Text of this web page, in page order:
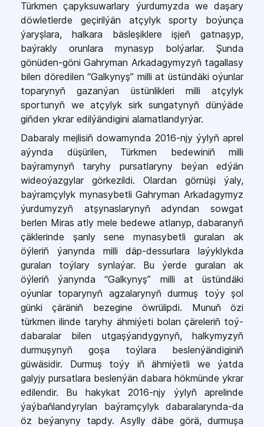
Türkmen çapyksuwarlary ýurdumyzda we daşary
döwletlerde geçirilýän atçylyk sporty boýunça
ýaryşlara, halkara bäsleşiklere işjeň gatnaşyp,
baýrakly orunlara mynasyp bolýarlar. Şunda
gönüden-göni Gahryman Arkadagymyzyň tagallasy
bilen döredilen “Galkynyş” milli at üstündäki oýunlar
toparynyň gazanýan üstünlikleri milli atçylyk
sportunyň we atçylyk sirk sungatynyň dünýäde
giňden ykrar edilýändigini alamatlandyrýar.
Dabaraly mejlisiň dowamynda 2016-njy ýylyň aprel
aýynda düşürilen, Türkmen bedewiniň milli
baýramynyň taryhy pursatlaryny beýan edýän
wideoýazgylar görkezildi. Olardan görnüşi ýaly,
baýramçylyk mynasybetli Gahryman Arkadagymyz
ýurdumyzyň atşynaslarynyň adyndan sowgat
berlen Miras atly mele bedewe atlanyp, dabaranyň
çäklerinde şanly sene mynasybetli guralan ak
öýleriň ýanynda milli däp-dessurlara laýyklykda
guralan toýlary synlaýar. Bu ýerde guralan ak
öýleriň ýanynda “Galkynyş” milli at üstündäki
oýunlar toparynyň agzalarynyň durmuş toýy şol
günki çäräniň bezegine öwrülipdi. Munuň özi
türkmen ilinde taryhy ähmiýeti bolan çäreleriň toý-
dabaralar bilen utgaşýandygynyň, halkymyzyň
durmuşynyň goşa toýlara beslenýändiginiň
güwäsidir. Durmuş toýy iň ähmiýetli we ýatda
galyjy pursatlara beslenýän dabara hökmünde ykrar
edilendir. Bu hakykat 2016-njy ýylyň aprelinde
ýaýbaňlandyrylan baýramçylyk dabaralarynda-da
öz beýanyny tapdy. Asylly däbe görä, durmuşa